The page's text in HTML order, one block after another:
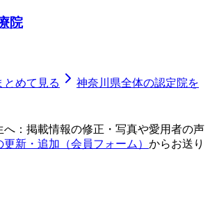
院
とめて見る 神奈川県全体の認定院を
へ：掲載情報の修正・写真や愛用者の声
新・追加（会員フォーム） からお送り